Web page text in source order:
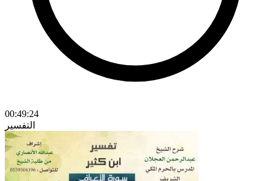
00:49:24
التفسير